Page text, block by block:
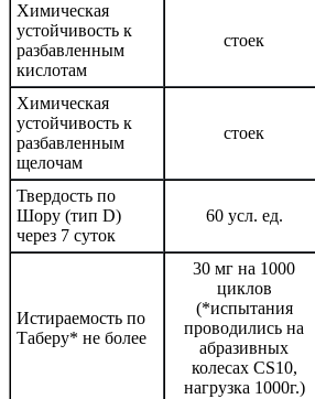
Химическая
устойчивость к
разбавленным
кислотам
стоек
Химическая
устойчивость к
разбавленным
щелочам
стоек
Твердость по
Шору (тип D)
через 7 суток
60 усл. ед.
Истираемость по
Таберу* не более
30 мг на 1000
циклов
(*испытания
проводились на
абразивных
колесах CS10,
нагрузка 1000г.)